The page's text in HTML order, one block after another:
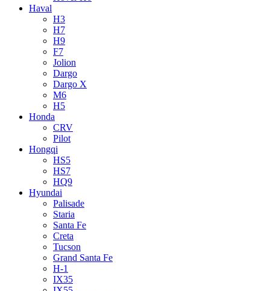
Haval
H3
H7
H9
F7
Jolion
Dargo
Dargo X
M6
H5
Honda
CRV
Pilot
Hongqi
HS5
HS7
HQ9
Hyundai
Palisade
Staria
Santa Fe
Creta
Tucson
Grand Santa Fe
H-1
IX35